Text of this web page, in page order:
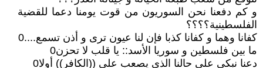
و كم دفعنا نحن السوريون من قوت يومنا دعما للقضية
الفلسطينية؟؟؟؟
كفانا وهما و كفانا كذبا فإن لنا عيون ترى و أذن تسمع....0
ما بين فلسطين و سوريا الأسد:: يا قلب لا تحزن0
دعنا نبكي على حالنا الذي يصعب على ((الكافر)) أولا0